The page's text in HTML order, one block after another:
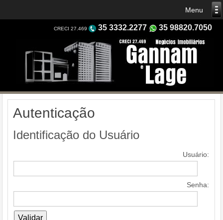
CRECI 27.469 35 3332.2277 35 98820.7050
Autenticação
Identificação do Usuário
Usuário:
Senha: